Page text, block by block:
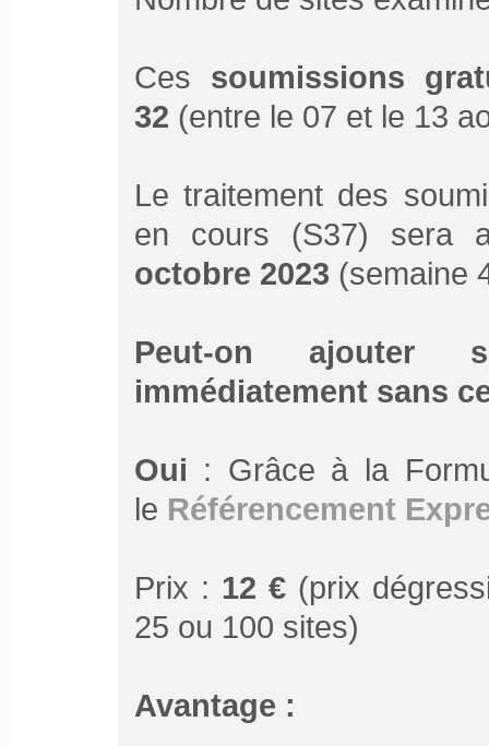
Ces soumissions
32 (entre le 07 et le 13
Le traitement des
en cours (S37) sera
octobre 2023 (semaine
Peut-on ajouter
immédiatement sans
Oui : Grâce à la
le Référencement
Prix : 12 €(prix
25 ou 100 sites)
Avantage :